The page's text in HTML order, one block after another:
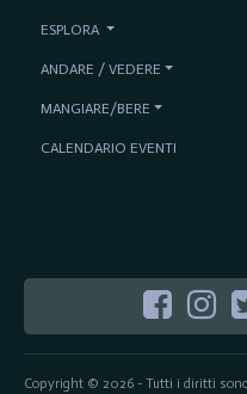
Copyright © 2026 - Tutti i diritti
ESPLORA
ANDARE / VEDERE
MANGIARE/BERE
CALENDARIO EVENTI